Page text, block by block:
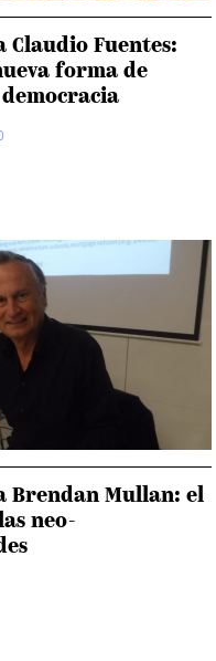
Claudio Fuentes:
forma de
Brendan Mullan: el
neo-